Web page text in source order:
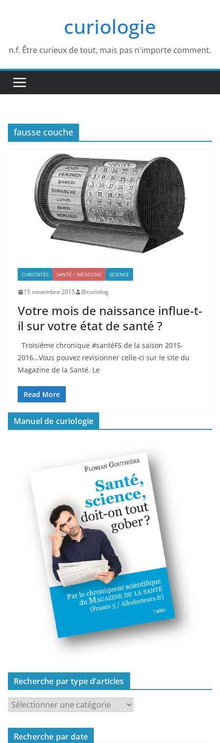
curiologie
n.f. Être curieux de tout, mais pas n'importe comment.
fausse couche
CURIOSITÉS SANTÉ / MÉDECINE SCIENCE
15 novembre 2015 @curiolog
Votre mois de naissance influe-t-
il sur votre état de santé ?
Troisième chronique #santéF5 de la saison 2015-
2016…Vous pouvez revisionner celle-ci sur le site du
Magazine de la Santé. Le
Read More
Manuel de curiologie
Recherche par type d’articles
c
Recherche par date